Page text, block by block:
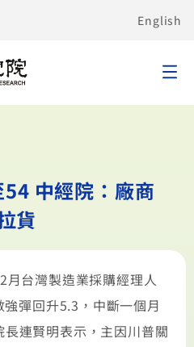
English
中經院：廠商
貨
月台灣製造業採購經理人
彈回升5.3，中斷一個月
連賢明表示，主因川普關